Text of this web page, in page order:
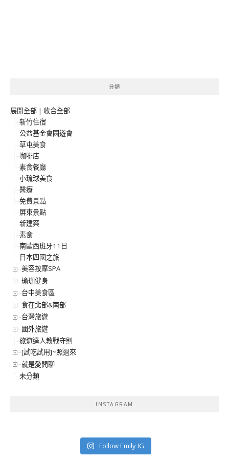
分類
展開全部 | 收合全部
新竹住宿
公益基金會園遊會
草屯美食
咖啡店
素食餐廳
小琉球美食
醫療
免費景點
屏東景點
新建案
素食
南歐西班牙11日
日本四國之旅
美容按摩SPA
瑜珈健身
台中美食區
食在北部&南部
台灣旅遊
國外旅遊
旅遊達人教戰守則
[試吃試用]~照過來
就是愛閒聊
未分類
INSTAGRAM
Follow Emily IG